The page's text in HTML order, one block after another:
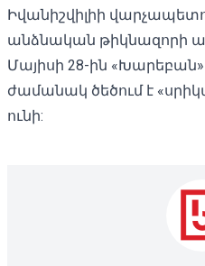
Իվանիշվիլիի
անձնական թիկնազորի
Մայիսի 28-ին «Խարեբան»
ժամանակ ծեծում է
ունի: